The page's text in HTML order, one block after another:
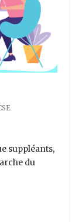
suppléants,
du